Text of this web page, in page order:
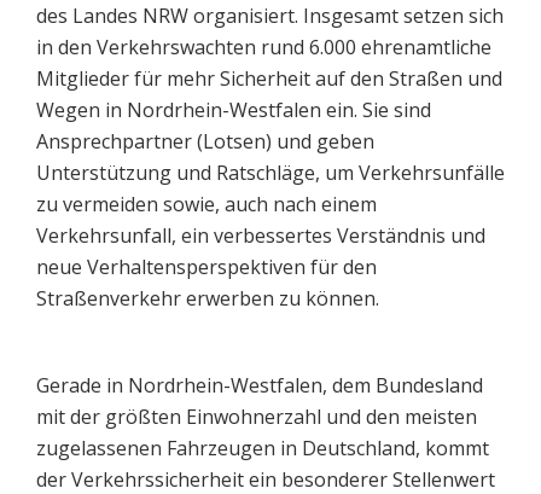
des Landes NRW organisiert. Insgesamt setzen sich
in den Verkehrswachten rund 6.000 ehrenamtliche
Mitglieder für mehr Sicherheit auf den Straßen und
Wegen in Nordrhein-Westfalen ein. Sie sind
Ansprechpartner (Lotsen) und geben
Unterstützung und Ratschläge, um Verkehrsunfälle
zu vermeiden sowie, auch nach einem
Verkehrsunfall, ein verbessertes Verständnis und
neue Verhaltensperspektiven für den
Straßenverkehr erwerben zu können.
Gerade in Nordrhein-Westfalen, dem Bundesland
mit der größten Einwohnerzahl und den meisten
zugelassenen Fahrzeugen in Deutschland, kommt
der Verkehrssicherheit ein besonderer Stellenwert